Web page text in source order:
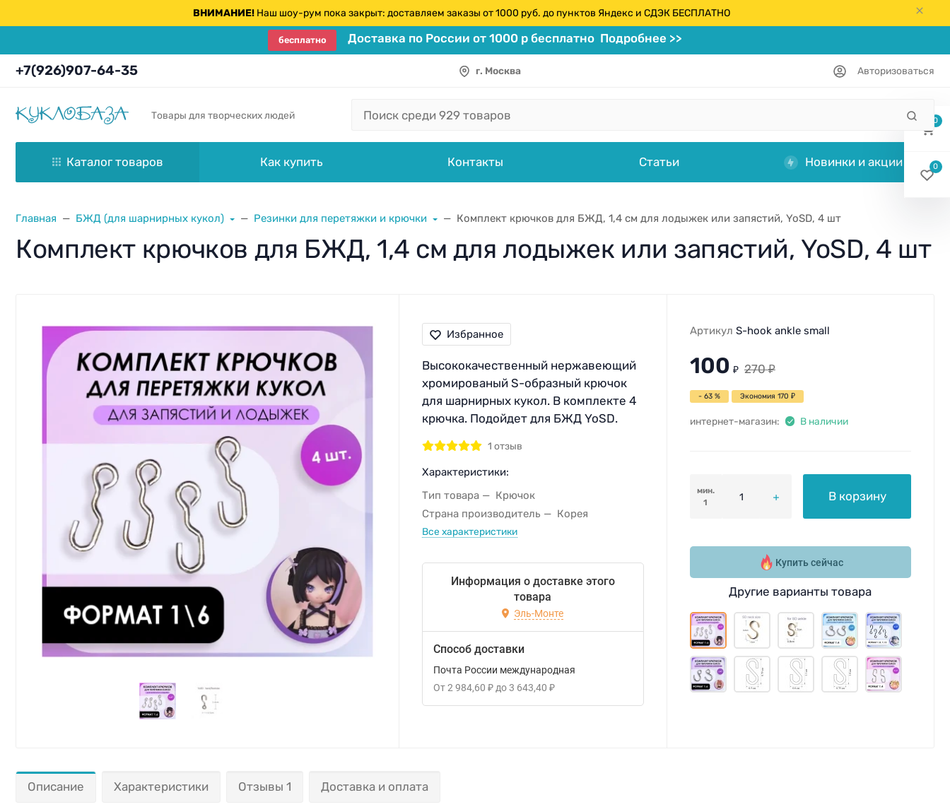
ВНИМАНИЕ!Наш шоу-рум пока закрыт: доставляем заказы от 1000 руб. до пунктов Яндекс и СДЭК БЕСПЛАТНО
бесплатно Доставка по России от 1000 р бесплатно Подробнее >>
+7(926)907-64-35 г. Москва Авторизоваться
Товары для творческих людей
Каталог товаров Как купить Контакты Статьи Новинки и акции
Главная БЖД (для шарнирных кукол) Резинки для перетяжки и крючки Комплект крючков для БЖД, 1,4 см для лодыжек или запястий, YoSD, 4 шт
Комплект крючков для БЖД, 1,4 см для лодыжек или запястий, YoSD, 4 шт
Избранное
Высококачественный нержавеющий
хромированый S-образный крючок
для шарнирных кукол. В комплекте 4
крючка. Подойдет для БЖД YoSD.
1 отзыв
Характеристики:
Тип товара
Крючок
Страна производитель
Корея
Все характеристики
Информация о доставке этого
товара
Эль-Монте
Способ доставки
Почта России международная
От
2 984,60 ₽до 3 643,40 ₽
Артикул S-hook ankle small
100 ₽ 270 ₽
- 63 % Экономия 170 ₽
интернет-магазин: В наличии
мин.
1
В корзину
Купить сейчас
Другие варианты товара
Описание Характеристики Отзывы 1 Доставка и оплата
0
0